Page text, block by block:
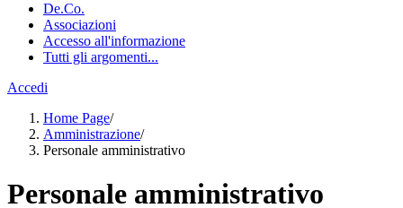
De.Co.
Associazioni
Accesso all'informazione
Tutti gli argomenti...
Accedi
Home Page/
Amministrazione/
Personale amministrativo
Personale amministrativo